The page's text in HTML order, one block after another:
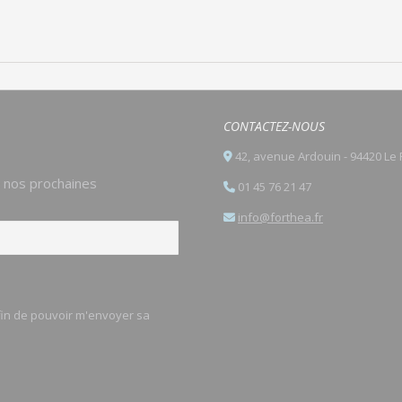
prochaines
de pouvoir m'envoyer sa
CONTACTEZ-NOUS
42, avenue Ardouin - 94420 Le
01 45 76 21 47
info@forthea.fr